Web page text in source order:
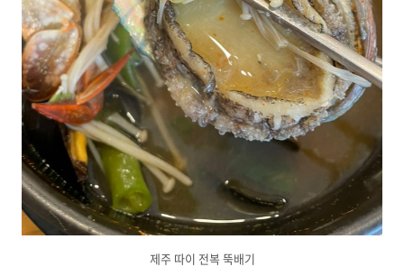
제주 따이 전복 뚝배기